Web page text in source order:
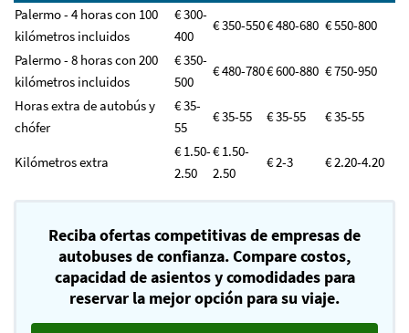
Palermo - 4 horas con 100
kilómetros incluidos
€ 300-
400
€ 350-550€ 480-680 € 550-800
Palermo - 8 horas con 200
kilómetros incluidos
€ 350-
500
€ 480-780€ 600-880 € 750-950
Horas extra de autobús y
chófer
€ 35-
55
€ 35-55 € 35-55 € 35-55
Kilómetros extra
€ 1.50-
2.50
€ 1.50-
2.50
€ 2-3 € 2.20-4.20
Reciba ofertas competitivas de empresas de
autobuses de confianza. Compare costos,
capacidad de asientos y comodidades para
reservar la mejor opción para su viaje.